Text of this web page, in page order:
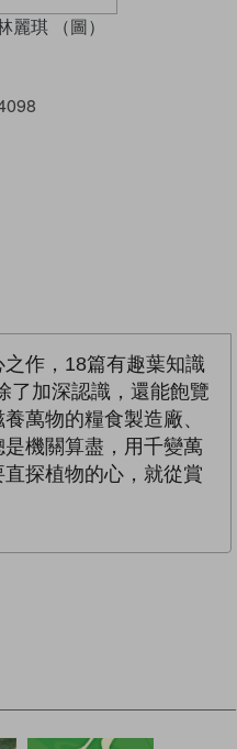
麗琪 （圖）
作，18篇有趣葉知識
了加深認識，還能飽覽
萬物的糧食製造廠、
機關算盡，用千變萬
探植物的心，就從賞